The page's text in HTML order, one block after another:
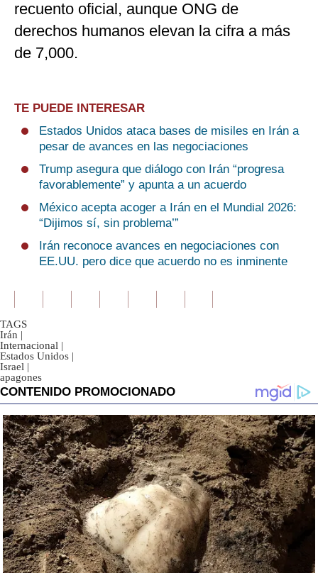
recuento oficial, aunque ONG de
derechos humanos elevan la cifra a más
de 7,000.
TE PUEDE INTERESAR
Estados Unidos ataca bases de misiles en Irán a
pesar de avances en las negociaciones
Trump asegura que diálogo con Irán “progresa
favorablemente” y apunta a un acuerdo
México acepta acoger a Irán en el Mundial 2026:
“Dijimos sí, sin problema’”
Irán reconoce avances en negociaciones con
EE.UU. pero dice que acuerdo no es inminente
TAGS
Irán |
Internacional |
Estados Unidos |
Israel |
apagones